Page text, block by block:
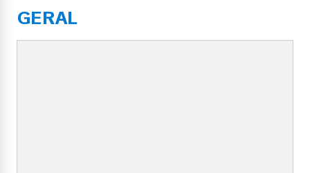
GERAL